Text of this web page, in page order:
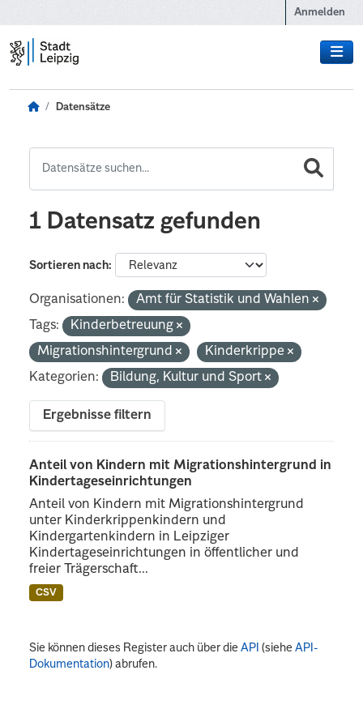
Anmelden
Datensätze
1 Datensatz gefunden
Sortieren nach
Organisationen:
Amt für Statistik und Wahlen
Tags:
Kinderbetreuung
Migrationshintergrund
Kinderkrippe
Kategorien:
Bildung, Kultur und Sport
Ergebnisse filtern
Anteil von Kindern mit Migrationshintergrund in
Kindertageseinrichtungen
Anteil von Kindern mit Migrationshintergrund
unter Kinderkrippenkindern und
Kindergartenkindern in Leipziger
Kindertageseinrichtungen in öffentlicher und
freier Trägerschaft...
CSV
Sie können dieses Register auch über dieAPI (sieheAPI-
Dokumentation) abrufen.